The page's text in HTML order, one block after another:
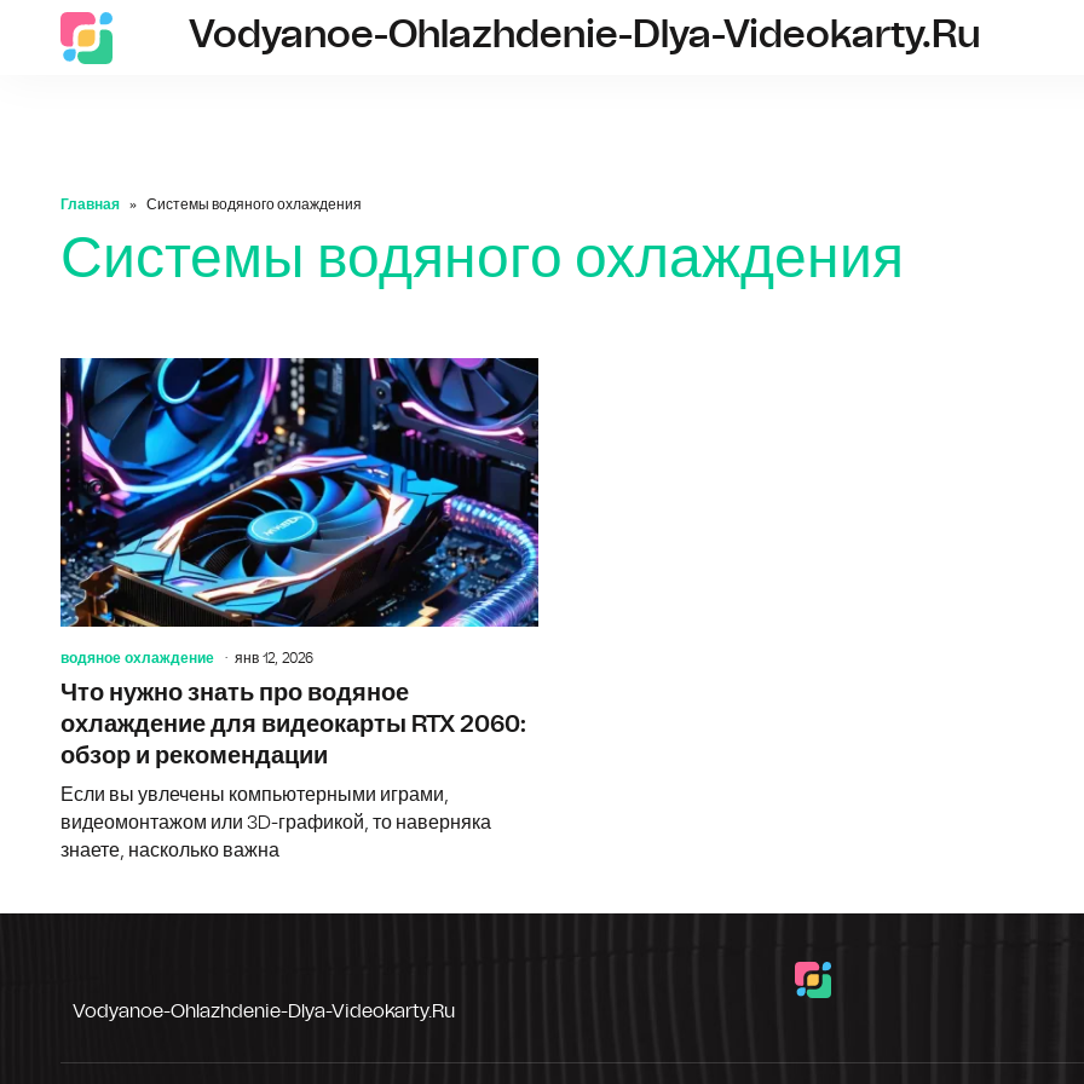
vodyanoe-ohlazhdenie-
Vodyanoe-Ohlazhdenie-Dlya-Videokarty.ru
Главная Системы водяного охлаждения
Системы водяного охлаждения
водяное охлаждение янв 12, 2026
Что нужно знать про водяное
охлаждение для видеокарты RTX 2060:
обзор и рекомендации
Если вы увлечены компьютерными играми,
видеомонтажом или 3D-графикой, то наверняка
знаете, насколько важна
Vodyanoe-Ohlazhdenie-Dlya-Videokarty.ru